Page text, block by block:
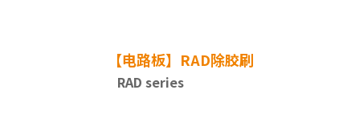
【电路板】RAD除胶刷
RAD series